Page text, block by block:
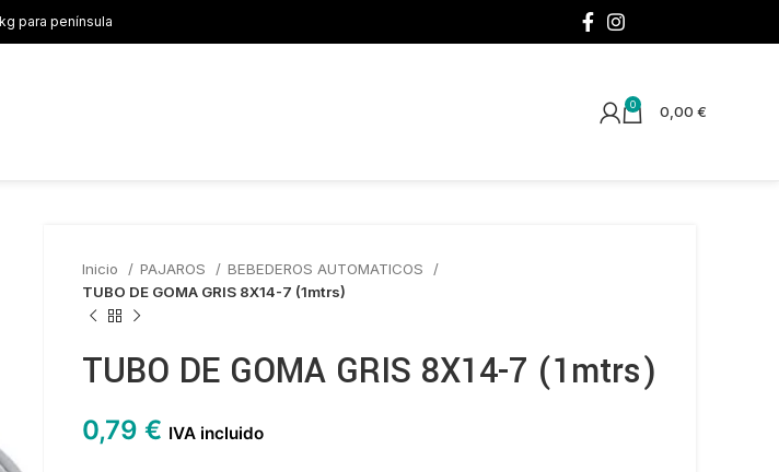
para península
0 0,00 €
Inicio PAJAROS
BEBEDEROS AUTOMATICOS
TUBO DE GOMA GRIS 8X14-7 (1mtrs)
TUBO DE GOMA GRIS 8X14-7 (1mtrs)
0,79 € IVA incluido